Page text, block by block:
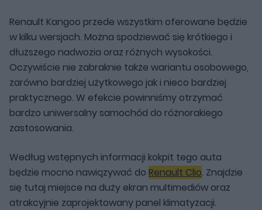
Renault Kangoo przede wszystkim oferowane będzie
w kilku wersjach. Można spodziewać się krótkiego i
dłuższego nadwozia oraz różnych wysokości.
Oczywiście nie zabraknie także wariantu osobowego,
zarówno bardziej użytkowego jak i nieco bardziej
praktycznego. W efekcie powinniśmy otrzymać
bardzo uniwersalny samochód do różnorakiego
zastosowania.
Według wstępnych informacji kokpit tego auta
będzie mocno nawiązywać do Renault Clio. Znajdzie
się tutaj miejsce na duży ekran multimediów oraz
atrakcyjnie zaprojektowany panel klimatyzacji.